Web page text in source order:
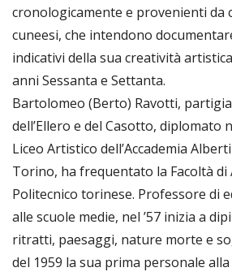
cronologicamente e provenienti da
cuneesi, che intendono
indicativi della sua creatività
anni Sessanta e Settanta.
Bartolomeo (Berto) Ravotti,
dell’Ellero e del Casotto, diplomato
Liceo Artistico dell’Accademia
Torino, ha frequentato la Facoltà
Politecnico torinese. Professore di
alle scuole medie, nel ’57 inizia a
ritratti, paesaggi, nature morte e
del 1959 la sua prima personale